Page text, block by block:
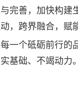
完善，加快构
，跨界融合，赋
个砥砺前行的
基础、不竭动力